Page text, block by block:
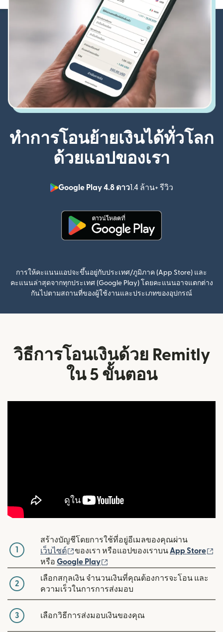
ทำการโอนย้ายเงินได้ทั่วโลก
ด้วยแอปของเรา
Google Play 4.8 ดาว1.4 ล้าน+ รีวิว
(เปิดในหน้าต่
การให้คะแนนแอปจะขึ้นอยู่กับประเทศ/ภูมิภาค (App Store) และ
คะแนนล่าสุดจากทุกประเทศ (Google Play) โดยคะแนนอาจแตกต่าง
กันไปตามสถานที่ของผู้ใช้งานและประเภทของอุปกรณ์
วิธีการโอนเงินด้วย Remitly
ใน 5 ขั้นตอน
1
สร้างบัญชีโดยการใช้ที่อยู่อีเมลของคุณผ่าน
เว็บไซต์
(เปิดในหน้าต่างใหม่)
ของเรา หรือแอปของเราบน App Store
หรือ Google Play
2
เลือกสกุลเงิน จำนวนเงินที่คุณต้องการจะโอน และ
ความเร็วในการการส่งมอบ
3 เลือกวิธีการส่งมอบเงินของคุณ